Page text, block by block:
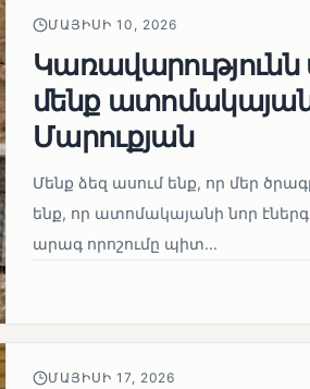
ՄԱՅԻՍԻ 10, 2026
Կառավարությունն
մենք ատոմակայան
Մարուքյան
Մենք ձեզ ասում ենք, որ մեր
ենք, որ ատոմակայանի նոր
արագ որոշումը պիտ...
ՄԱՅԻՍԻ 17, 2026